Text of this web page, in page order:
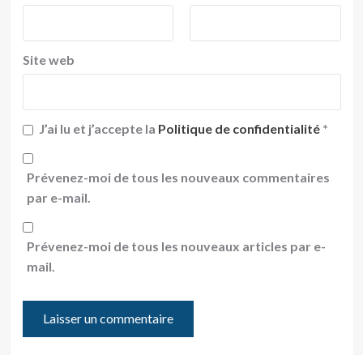
Site web
J’ai lu et j’accepte la Politique de confidentialité *
Prévenez-moi de tous les nouveaux commentaires
par e-mail.
Prévenez-moi de tous les nouveaux articles par e-
mail.